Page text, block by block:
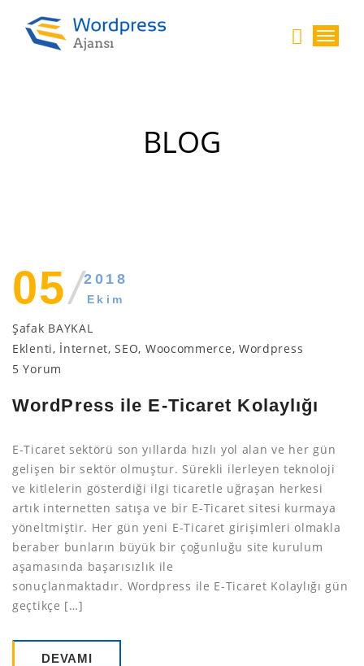
N
BLOG
05/2018
Ekim
Şafak BAYKAL
Eklenti, İnternet,SEO, Woocommerce, Wordpress
5 Yorum
WordPress ile E-Ticaret Kolaylığı
E-Ticaret sektörü son yıllarda hızlı yol alan ve her gün
gelişen bir sektör olmuştur. Sürekli ilerleyen teknoloji
ve kitlelerin gösterdiği ilgi ticaretle uğraşan herkesi
artık internetten satışa ve bir E-Ticaret sitesi kurmaya
yöneltmiştir. Her gün yeni E-Ticaret girişimleri olmakla
beraber bunların büyük bir çoğunluğu site kurulum
aşamasında başarısızlık ile
sonuçlanmaktadır. Wordpress ile E-Ticaret Kolaylığı gün
geçtikçe […]
DEVAMI